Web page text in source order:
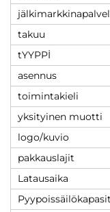
takuu
tYYPPİ
asennus
toimintakieli
yksityinen muotti
logo/kuvio
pakkauslajit
Latausaika